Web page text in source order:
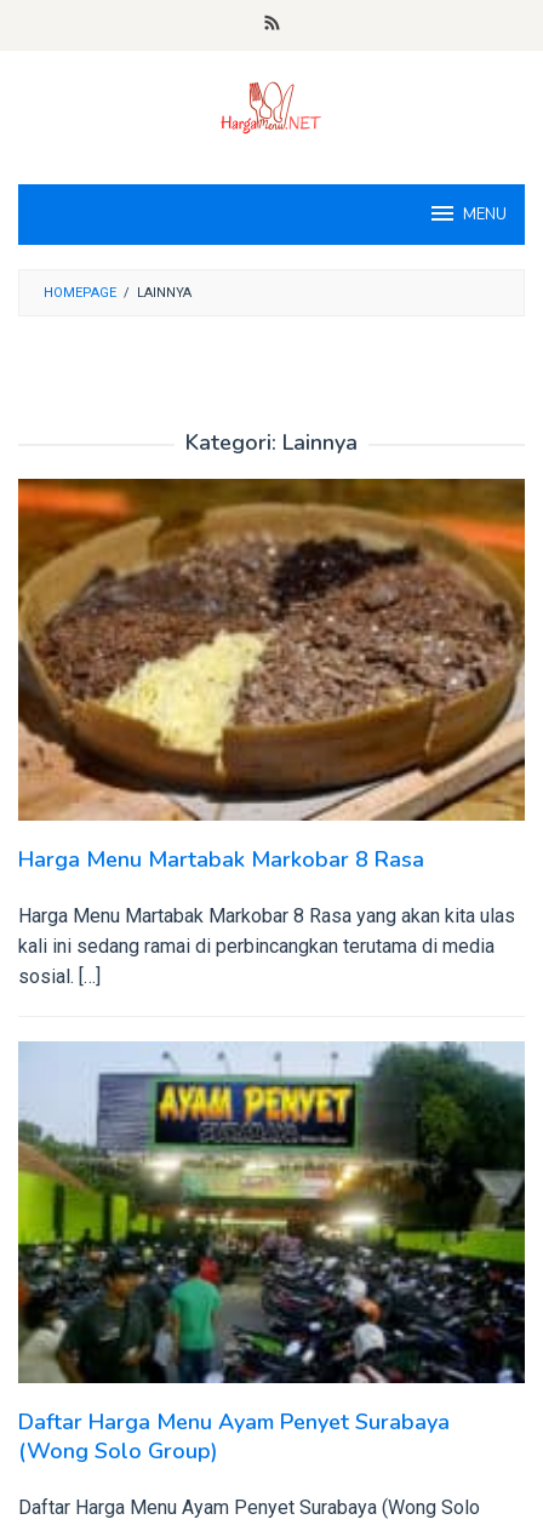
MENU
HOMEPAGE / LAINNYA
Kategori: Lainnya
Harga Menu Martabak Markobar 8 Rasa
Harga Menu Martabak Markobar 8 Rasa yang akan kita ulas
kali ini sedang ramai di perbincangkan terutama di media
sosial. […]
Daftar Harga Menu Ayam Penyet Surabaya
(Wong Solo Group)
Daftar Harga Menu Ayam Penyet Surabaya (Wong Solo